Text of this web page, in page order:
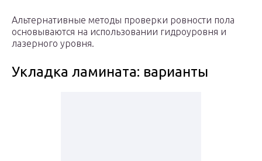
Альтернативные методы проверки ровности пола
основываются на использовании гидроуровня и
лазерного уровня.
Укладка ламината: варианты